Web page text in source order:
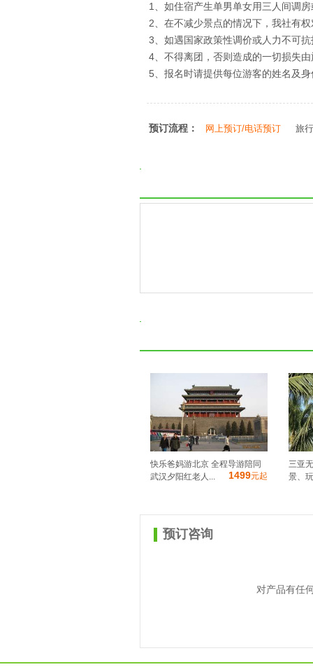
1、如住宿产生单男单女用三人间调
2、在不减少景点的情况下，我社有
3、如遇国家政策性调价或人力不可
4、不得离团，否则造成的一切损失
5、报名时请提供每位游客的姓名及
预订流程： 网上预订/电话预订 旅
快乐爸妈游北京 全程导游陪同
武汉夕阳红老人...
1499元起
三亚
景、
预订咨询
对产品有任